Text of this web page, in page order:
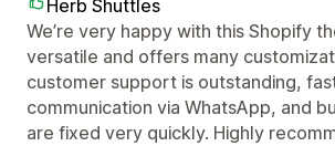
Herb Shuttles
We’re very happy with this Shopify
versatile and offers many
customer support is outstanding,
communication via WhatsApp, and
are fixed very quickly. Highly